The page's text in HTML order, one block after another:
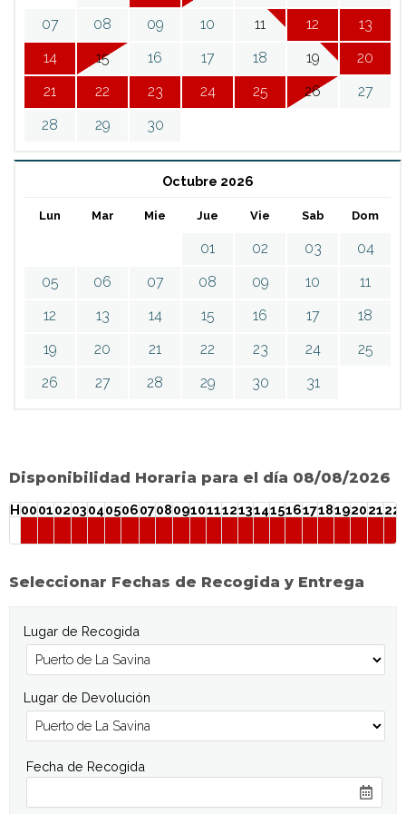
07
08 09 10 11 12
13
14
15 16 17 18 19
20
21
22 23 24 25 26
27
28
29 30
Octubre 2026
Lun Mar Mie Jue Vie Sab Dom
01 02 03
04
05
06 07 08 09 10
11
12
13 14 15 16 17
18
19
20 21 22 23 24
25
26
27 28 29 30 31
Disponibilidad Horaria para el día 08/08/2026
H0001020304050607080910111213141516171819202122
Seleccionar Fechas de Recogida y Entrega
Lugar de Recogida
Lugar de Devolución
Fecha de Recogida